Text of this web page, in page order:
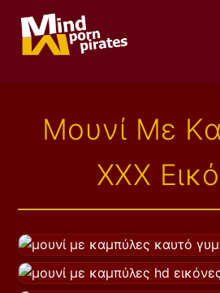
Μουνί Με
XXX